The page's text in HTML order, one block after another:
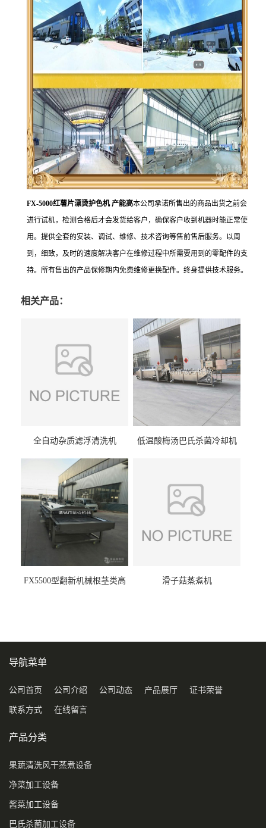
FX-5000红薯片漂烫护色机 产能高本公司承诺所售出的商品出货之前会
进行试机，检测合格后才会发货给客户，确保客户收到机器时能正常使
用。提供全套的安装、调试、维修、技术咨询等售前售后服务。以周
到，细致，及时的速度解决客户在维修过程中所需要用到的零配件的支
持。所有售出的产品保修期内免费维修更换配件。终身提供技术服务。
相关产品：
全自动杂质滤浮清洗机 低温酸梅汤巴氏杀菌冷却机
FX5500型翻新机械根茎类高
滑子菇蒸煮机
导航菜单
公司首页 公司介绍 公司动态 产品展厅 证书荣誉
联系方式 在线留言
产品分类
果蔬清洗风干蒸煮设备
净菜加工设备
酱菜加工设备
巴氏杀菌加工设备